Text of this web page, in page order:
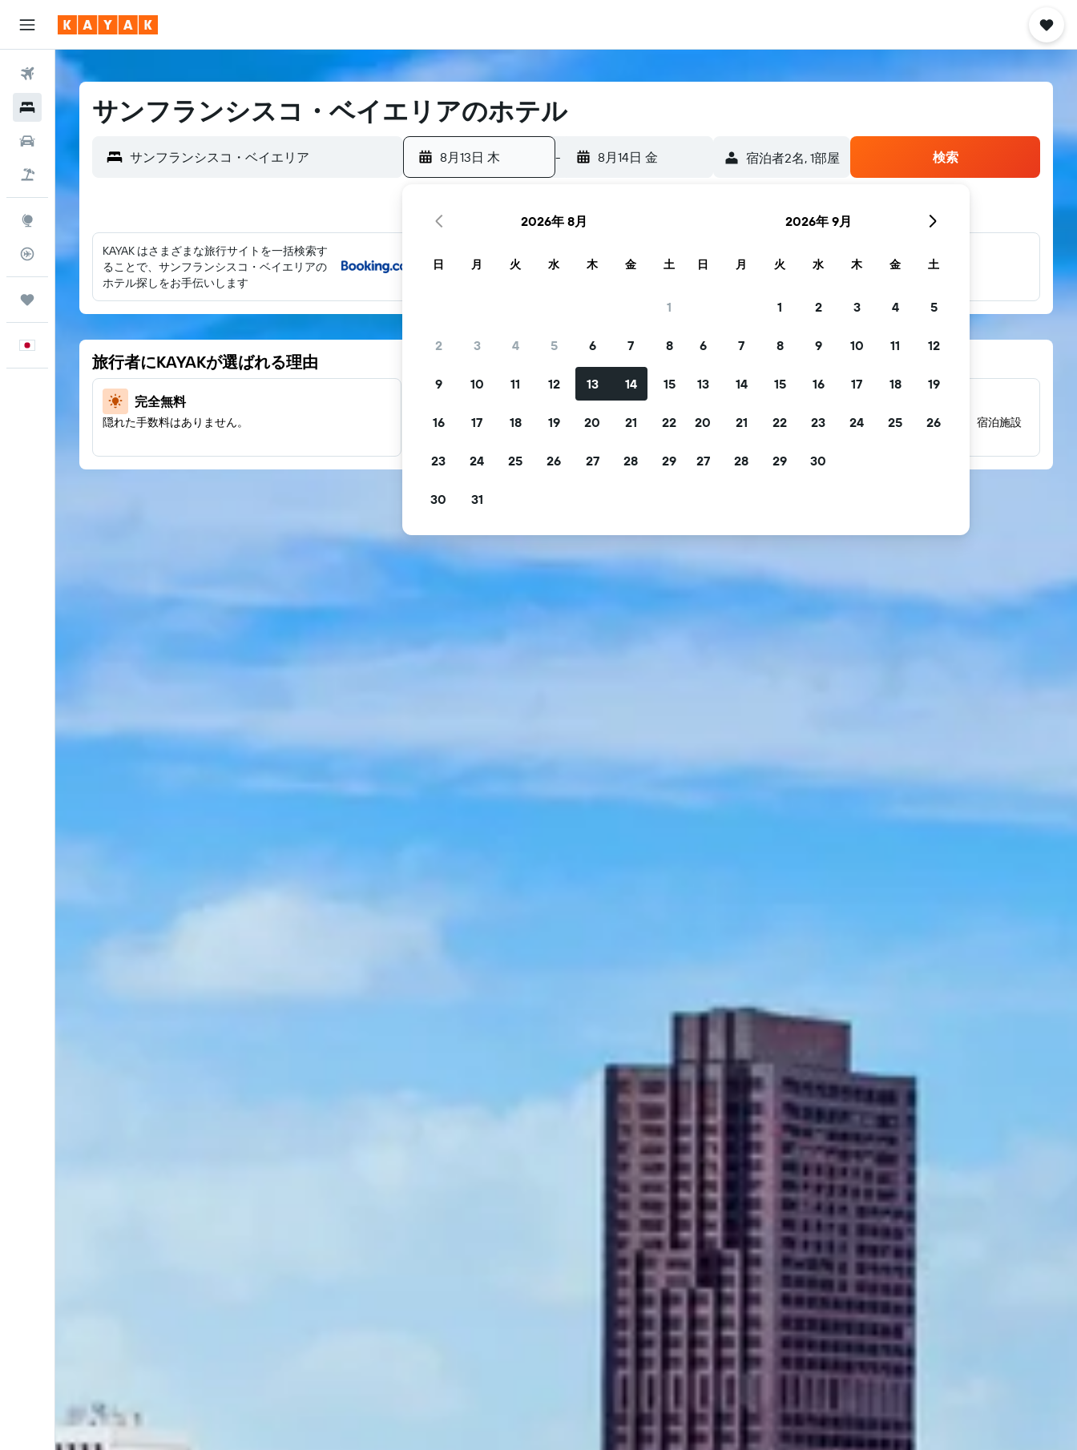
航空券
ホテル
フライトトラッカー
日本語
サンフランシスコ・ベイエリアのホテル
8月13日 木 - 8月14日 金 宿泊者2名, 1​部屋 検索
KAYAK はさまざまな旅行サイトを一括検索す
ることで、サンフランシスコ・ベイエリアの
ホテル探しをお手伝いします
他多数のブラン
旅行者にKAYAKが選ばれる理由
完全無料
隠れた手数料はありません。 無料キャンセル、無料朝食などで絞り込みできます。
数百万件の実際の宿泊者によるレビューから、宿泊施設
2026年 8月
日 月 火 水 木 金 土
1
2 3 4 5 6 7 8
9 10 11 12 13 14 15
16 17 18 19 20 21 22
23 24 25 26 27 28 29
30 31
2026年 9月
日 月 火 水 木 金 土
1 2 3 4 5
6 7 8 9 10 11 12
13 14 15 16 17 18 19
20 21 22 23 24 25 26
27 28 29 30